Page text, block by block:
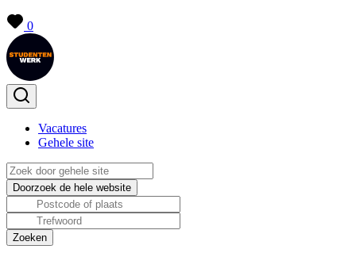
0
Vacatures
Gehele site